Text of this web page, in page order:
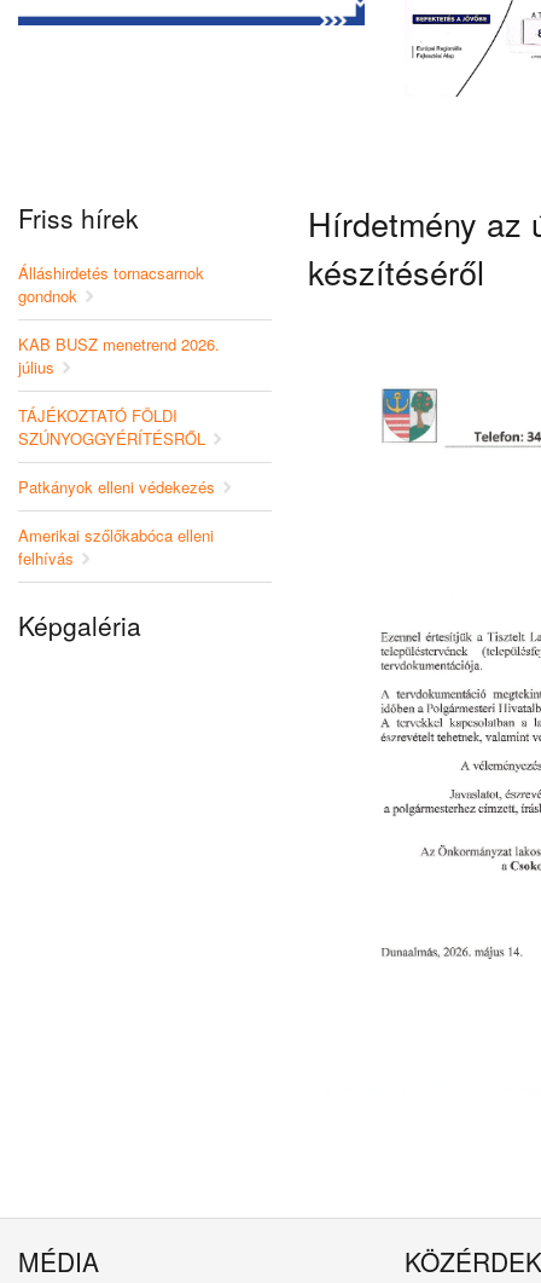
Friss hírek
Álláshirdetés tornacsarnok
gondnok
KAB BUSZ menetrend 2026.
július
TÁJÉKOZTATÓ FÖLDI
SZÚNYOGGYÉRÍTÉSRŐL
Patkányok elleni védekezés
Amerikai szőlőkabóca elleni
felhívás
Képgaléria
Hírdetmény az
készítéséről
MÉDIA